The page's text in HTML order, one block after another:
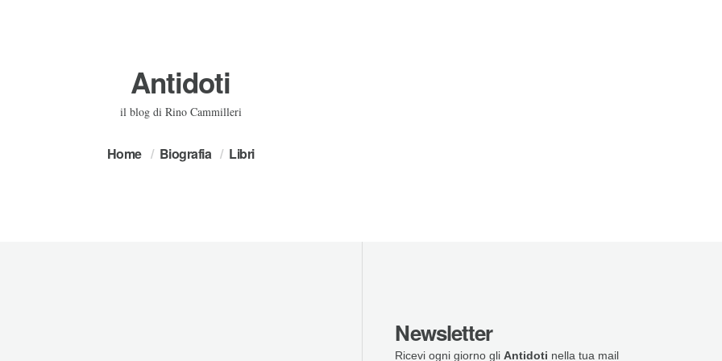
Antidoti
il blog di Rino Cammilleri
Home Biografia Libri
Newsletter
Ricevi ogni giorno gli Antidoti nella tua mail